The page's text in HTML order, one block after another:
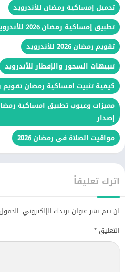
تحميل إمساكية رمضان للأندرويد
تطبيق إمساكية رمضان 2026 للأندرويد
تقويم رمضان 2026 للأندرويد
تنبيهات السحور والإفطار للأندرويد
كيفية تثبيت امساكية رمضان تقويم رمضان 2026
إصدار
مواقيت الصلاة في رمضان 2026
اترك تعليقاً
لن يتم نشر عنوان بريدك الإلكتروني.
التعليق *